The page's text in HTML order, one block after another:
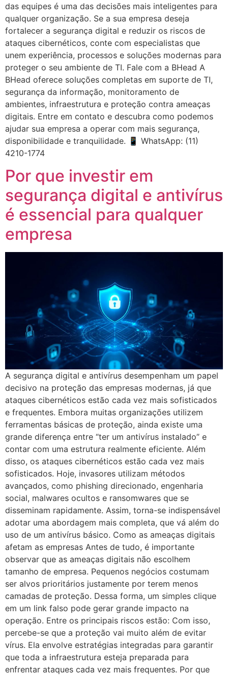
das equipes é uma das decisões mais inteligentes para
qualquer organização. Se a sua empresa deseja
fortalecer a segurança digital e reduzir os riscos de
ataques cibernéticos, conte com especialistas que
unem experiência, processos e soluções modernas para
proteger o seu ambiente de TI. Fale com a BHead A
BHead oferece soluções completas em suporte de TI,
segurança da informação, monitoramento de
ambientes, infraestrutura e proteção contra ameaças
digitais. Entre em contato e descubra como podemos
ajudar sua empresa a operar com mais segurança,
disponibilidade e tranquilidade. 📱 WhatsApp: (11)
4210-1774
Por que investir em
segurança digital e antivírus
é essencial para qualquer
empresa
A segurança digital e antivírus desempenham um papel
decisivo na proteção das empresas modernas, já que
ataques cibernéticos estão cada vez mais sofisticados
e frequentes. Embora muitas organizações utilizem
ferramentas básicas de proteção, ainda existe uma
grande diferença entre “ter um antivírus instalado” e
contar com uma estrutura realmente eficiente. Além
disso, os ataques cibernéticos estão cada vez mais
sofisticados. Hoje, invasores utilizam métodos
avançados, como phishing direcionado, engenharia
social, malwares ocultos e ransomwares que se
disseminam rapidamente. Assim, torna-se indispensável
adotar uma abordagem mais completa, que vá além do
uso de um antivírus básico. Como as ameaças digitais
afetam as empresas Antes de tudo, é importante
observar que as ameaças digitais não escolhem
tamanho de empresa. Pequenos negócios costumam
ser alvos prioritários justamente por terem menos
camadas de proteção. Dessa forma, um simples clique
em um link falso pode gerar grande impacto na
operação. Entre os principais riscos estão: Com isso,
percebe-se que a proteção vai muito além de evitar
vírus. Ela envolve estratégias integradas para garantir
que toda a infraestrutura esteja preparada para
enfrentar ataques cada vez mais frequentes. Por que